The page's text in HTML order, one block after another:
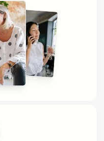
Malene Sørensen
Kontorassistent